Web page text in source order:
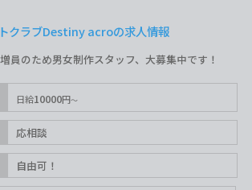
クラブDestiny acroの求人情報
員のため男女制作スタッフ、大募集中です！
日給10000円
応相談
自由可！